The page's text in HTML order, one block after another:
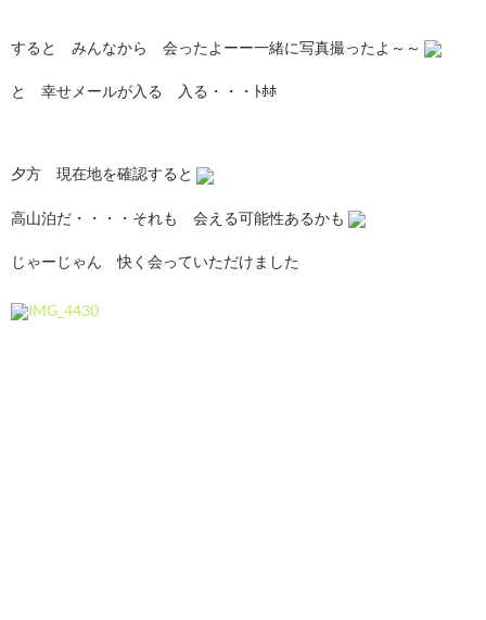
すると みんなから 会ったよーー一緒に写真撮ったよ～～
と 幸せメールが入る 入る・・・ﾄﾎﾎ
夕方 現在地を確認すると
高山泊だ・・・・それも 会える可能性あるかも
じゃーじゃん 快く会っていただけました